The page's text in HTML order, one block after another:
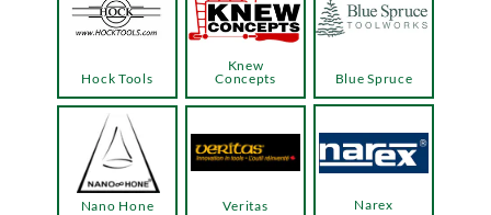
Hock Tools
Knew
Concepts
Blue Spruce
Narex
Veritas
Nano Hone